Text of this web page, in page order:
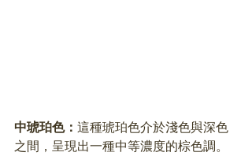
中琥珀色： 這種琥珀色介於淺色與深色
之間，呈現出一種中等濃度的棕色調。